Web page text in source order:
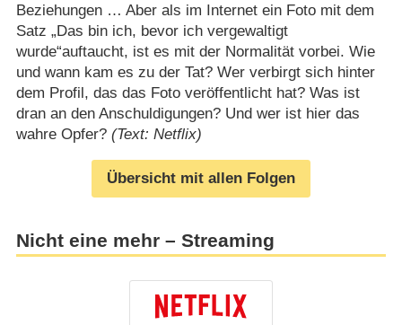
Beziehungen … Aber als im Internet ein Foto mit dem
Satz „Das bin ich, bevor ich vergewaltigt
wurde“auftaucht, ist es mit der Normalität vorbei. Wie
und wann kam es zu der Tat? Wer verbirgt sich hinter
dem Profil, das das Foto veröffentlicht hat? Was ist
dran an den Anschuldigungen? Und wer ist hier das
wahre Opfer? (Text: Netflix)
Übersicht mit allen Folgen
Nicht eine mehr – Streaming